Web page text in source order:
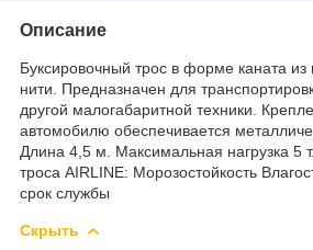
Описание
Буксировочный трос в форме каната
нити. Предназначен для
другой малогабаритной техники.
автомобилю обеспечивается
Длина 4,5 м. Максимальная нагрузка 5
троса AIRLINE: Морозостойкость
срок службы
Скрыть